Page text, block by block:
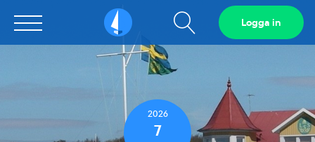
Sailarena Visa
sökfält
Logga in
2026
7